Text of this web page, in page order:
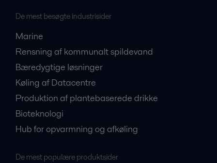
De mest besøgte industrisider
Marine
Rensning af kommunalt spildevand
Bæredygtige løsninger
Køling af Datacentre
Produktion af plantebaserede drikke
Bioteknologi
Hub for opvarmning og afkøling
De mest populære produktsider